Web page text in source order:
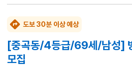
도보 30분 이상 예상
[중곡동/4등급/69세/남성]
모집